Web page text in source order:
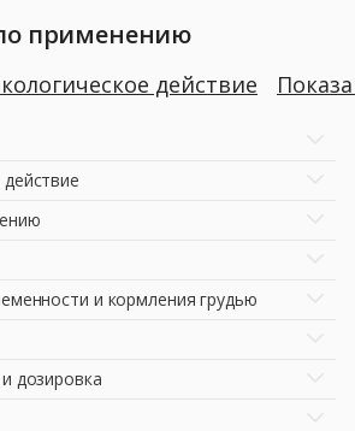
применению
действие
и кормления грудью
дозировка